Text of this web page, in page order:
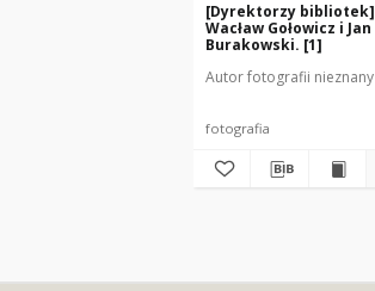
[Dyrektorzy bibliotek]
Wacław Gołowicz i Jan
Burakowski. [1]
Autor fotografii nieznany
fotografia